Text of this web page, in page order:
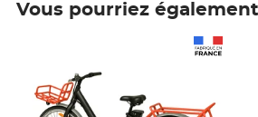
Vous pourriez